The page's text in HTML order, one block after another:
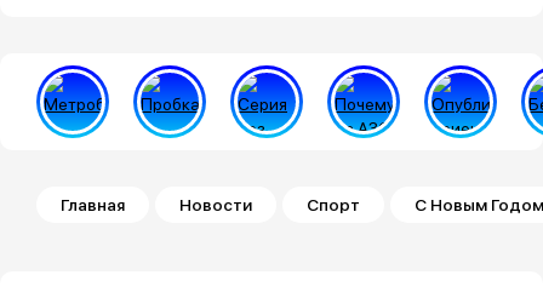
Строка навигации
Главная Новости Спорт С Новым